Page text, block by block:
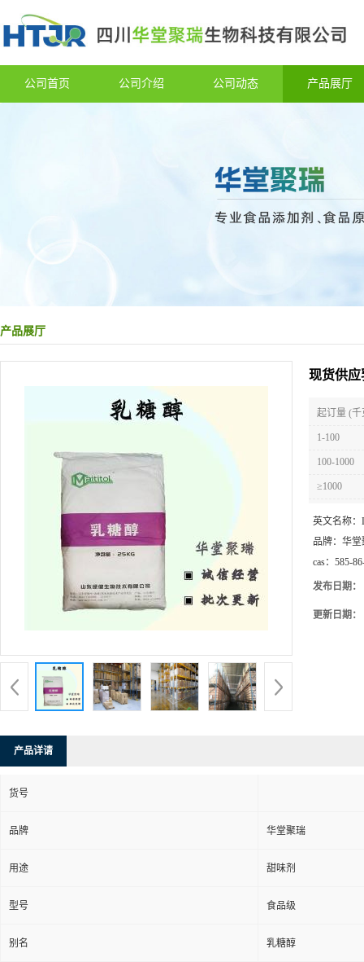
公司首页 公司介绍 公司动态 产品展厅
产品展厅
现货供应
起订量 (千
1-100
100-1000
≥1000
英文名称：
品牌： 华堂
cas： 585-
发布日期：
更新日期：
产品详请
货号
品牌 华堂聚瑞
用途 甜味剂
型号 食品级
别名 乳糖醇